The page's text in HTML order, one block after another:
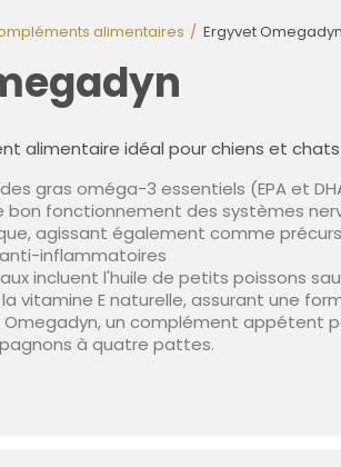
alimentaires Ergyvet Omegadyn
alimentaire idéal pour chiens et chats
gras oméga-3 essentiels (EPA et
fonctionnement des systèmes
agissant également comme
inflammatoires
incluent l'huile de petits poissons
vitamine E naturelle, assurant une
Omegadyn, un complément appétent
à quatre pattes.